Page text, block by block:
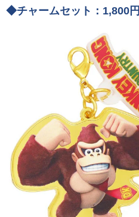
◆チャームセット：1,800円